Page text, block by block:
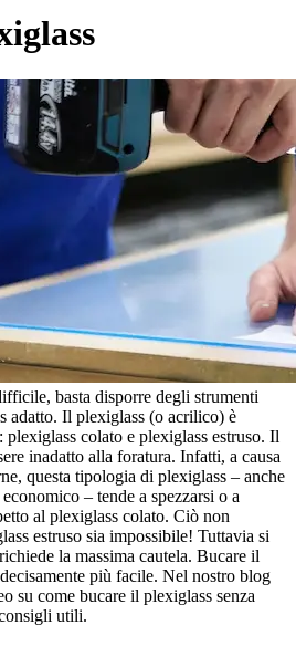
basta disporre degli strumenti
adatto. Il plexiglass (o acrilico) è
colato e plexiglass estruso. Il
inadatto alla foratura. Infatti, a causa
questa tipologia di plexiglass – anche
– tende a spezzarsi o a
al plexiglass colato. Ciò non
estruso sia impossibile! Tuttavia si
la massima cautela. Bucare il
più facile. Nel nostro blog
su come bucare il plexiglass senza
utili.